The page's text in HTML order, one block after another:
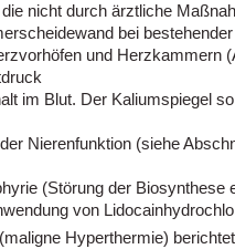
nicht durch ärztliche
bei
und Herzkammern
im Blut. Der Kaliumspiegel
Nierenfunktion (siehe
(Störung der Biosynthese
von
Hyperthermie)